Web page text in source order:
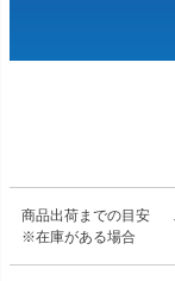
商品出荷までの目安
※在庫がある場合